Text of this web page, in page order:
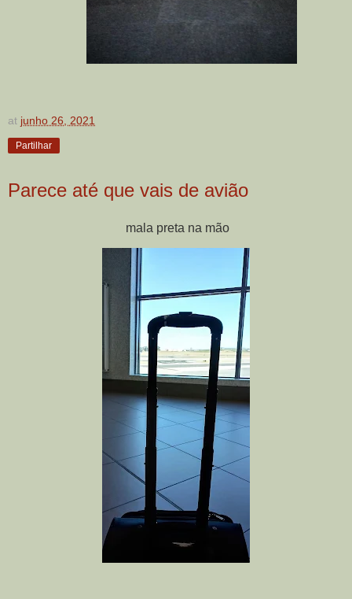
at junho 26, 2021
Partilhar
Parece até que vais de avião
mala preta na mão